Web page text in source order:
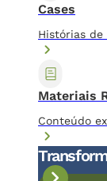
Cases
Histórias de
Materiais
Conteúdo